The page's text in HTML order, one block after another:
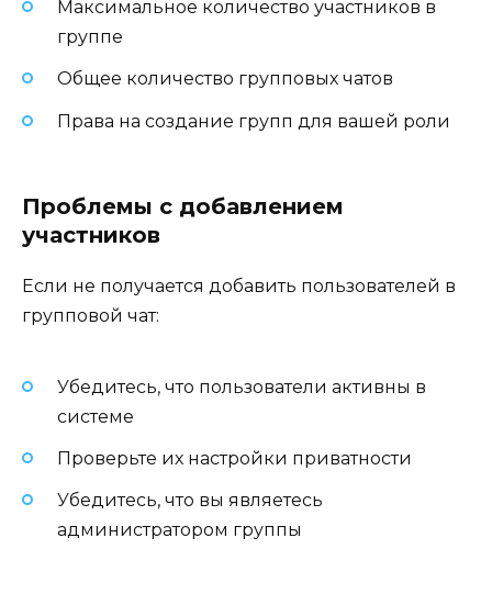
Максимальное количество участников в
группе
Общее количество групповых чатов
Права на создание групп для вашей роли
Проблемы с добавлением
участников
Если не получается добавить пользователей в
групповой чат:
Убедитесь, что пользователи активны в
системе
Проверьте их настройки приватности
Убедитесь, что вы являетесь
администратором группы